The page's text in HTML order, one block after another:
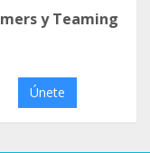
y Teaming
Únete